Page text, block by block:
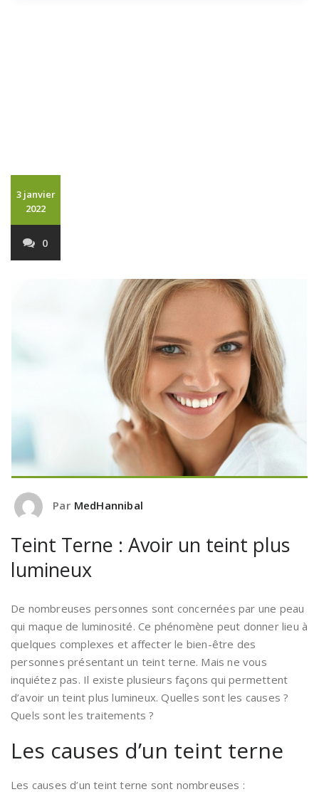
3 janvier
2022
0
Par MedHannibal
Teint Terne : Avoir un teint plus
lumineux
De nombreuses personnes sont concernées par une peau
qui maque de luminosité. Ce phénomène peut donner lieu à
quelques complexes et affecter le bien-être des
personnes présentant un teint terne. Mais ne vous
inquiétez pas. Il existe plusieurs façons qui permettent
d’avoir un teint plus lumineux. Quelles sont les causes ?
Quels sont les traitements ?
Les causes d’un teint terne
Les causes d’un teint terne sont nombreuses :